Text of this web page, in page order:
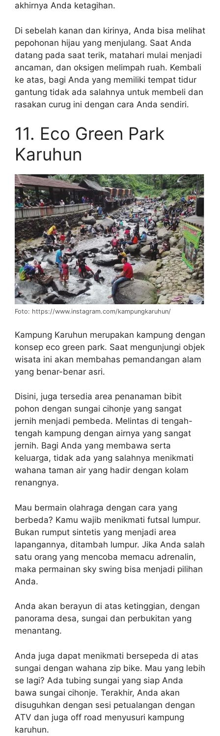
akhirnya Anda ketagihan.
Di sebelah kanan dan kirinya, Anda bisa melihat
pepohonan hijau yang menjulang. Saat Anda
datang pada saat terik, matahari mulai menjadi
ancaman, dan oksigen melimpah ruah. Kembali
ke atas, bagi Anda yang memiliki tempat tidur
gantung tidak ada salahnya untuk membeli dan
rasakan curug ini dengan cara Anda sendiri.
11. Eco Green Park
Karuhun
Foto: https://www.instagram.com/kampungkaruhun/
Kampung Karuhun merupakan kampung dengan
konsep eco green park. Saat mengunjungi objek
wisata ini akan membahas pemandangan alam
yang benar-benar asri.
Disini, juga tersedia area penanaman bibit
pohon dengan sungai cihonje yang sangat
jernih menjadi pembeda. Melintas di tengah-
tengah kampung dengan airnya yang sangat
jernih. Bagi Anda yang membawa serta
keluarga, tidak ada yang salahnya menikmati
wahana taman air yang hadir dengan kolam
renangnya.
Mau bermain olahraga dengan cara yang
berbeda? Kamu wajib menikmati futsal lumpur.
Bukan rumput sintetis yang menjadi area
lapangannya, ditambah lumpur. Jika Anda salah
satu orang yang mencoba memacu adrenalin,
maka permainan sky swing bisa menjadi pilihan
Anda.
Anda akan berayun di atas ketinggian, dengan
panorama desa, sungai dan perbukitan yang
menantang.
Anda juga dapat menikmati bersepeda di atas
sungai dengan wahana zip bike. Mau yang lebih
se lagi? Ada tubing sungai yang siap Anda
bawa sungai cihonje. Terakhir, Anda akan
disuguhkan dengan sesi petualangan dengan
ATV dan juga off road menyusuri kampung
karuhun.